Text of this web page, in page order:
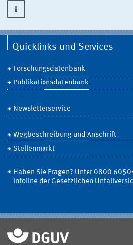
Quicklinks und Services
Forschungsdatenbank
Publikationsdatenbank
Newsletterservice
Wegbeschreibung und Anschrift
Stellenmarkt
Haben Sie Fragen? Unter 0800
Infoline der Gesetzlichen